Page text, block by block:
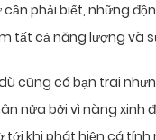
phải biết, những
tất cả năng lượng và
cũng có bạn trai
nửa bởi vì nàng xinh